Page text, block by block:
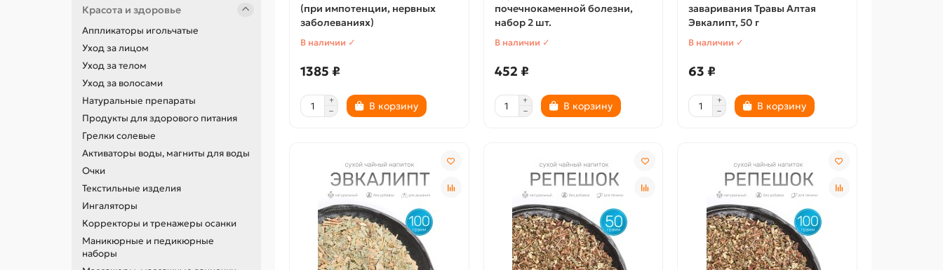
Красота и здоровье
Аппликаторы игольчатые
Уход за лицом
Уход за телом
Уход за волосами
Натуральные препараты
Продукты для здорового питания
Грелки солевые
Активаторы воды, магниты для воды
Очки
Текстильные изделия
Ингаляторы
Корректоры и тренажеры осанки
Маникюрные и педикюрные
наборы
(при импотенции, нервных
заболеваниях)
В наличии ✓
1385 ₽
В корзину
почечнокаменной болезни,
набор 2 шт.
В наличии ✓
452 ₽
В корзину
заваривания Травы Алтая
Эвкалипт, 50 г
В наличии ✓
63 ₽
В корзину